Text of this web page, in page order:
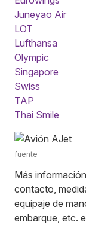
Juneyao Air
LOT
Lufthansa
Olympic
Singapore
Swiss
TAP
Thai Smile
fuente
Más
contacto,
equipaje de
embarque, etc.